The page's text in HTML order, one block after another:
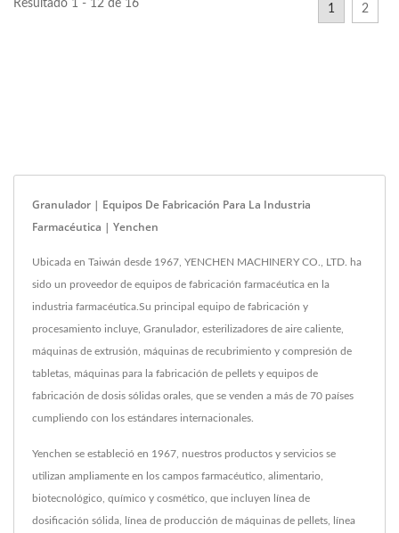
Resultado 1 - 12 de 16 1 2
Granulador | Equipos De Fabricación Para La Industria
Farmacéutica | Yenchen
Ubicada en Taiwán desde 1967, YENCHEN MACHINERY CO., LTD. ha
sido un proveedor de equipos de fabricación farmacéutica en la
industria farmacéutica.Su principal equipo de fabricación y
procesamiento incluye, Granulador, esterilizadores de aire caliente,
máquinas de extrusión, máquinas de recubrimiento y compresión de
tabletas, máquinas para la fabricación de pellets y equipos de
fabricación de dosis sólidas orales, que se venden a más de 70 países
cumpliendo con los estándares internacionales.
Yenchen se estableció en 1967, nuestros productos y servicios se
utilizan ampliamente en los campos farmacéutico, alimentario,
biotecnológico, químico y cosmético, que incluyen línea de
dosificación sólida, línea de producción de máquinas de pellets, línea